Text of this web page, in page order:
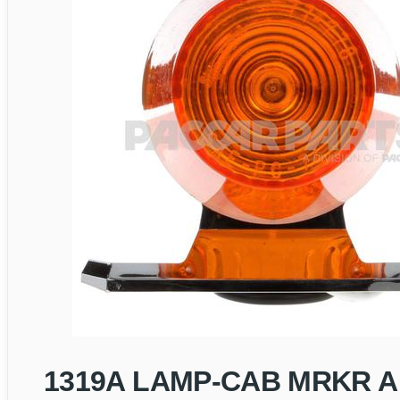
1319A LAMP-CAB MRKR